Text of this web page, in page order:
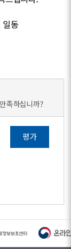
일동
족하십니까?
평가